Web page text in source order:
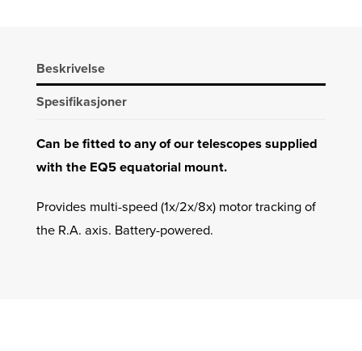
Beskrivelse
Spesifikasjoner
Can be fitted to any of our telescopes supplied
with the EQ5 equatorial mount.
Provides multi-speed (1x/2x/8x) motor tracking of
the R.A. axis. Battery-powered.